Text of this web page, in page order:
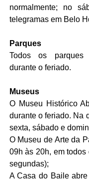
normalmente; no
telegramas em Belo
Parques
Todos os parques
durante o feriado.
Museus
O Museu Histórico
durante o feriado. Na
sexta, sábado e
O Museu de Arte da
09h às 20h, em
segundas);
A Casa do Baile